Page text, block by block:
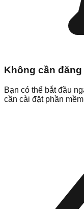
Không cần
Bạn có thể bắt đầu
cần cài đặt phần